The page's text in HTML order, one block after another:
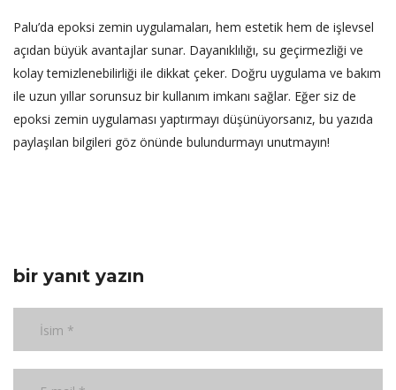
Palu’da epoksi zemin uygulamaları, hem estetik hem de işlevsel
açıdan büyük avantajlar sunar. Dayanıklılığı, su geçirmezliği ve
kolay temizlenebilirliği ile dikkat çeker. Doğru uygulama ve bakım
ile uzun yıllar sorunsuz bir kullanım imkanı sağlar. Eğer siz de
epoksi zemin uygulaması yaptırmayı düşünüyorsanız, bu yazıda
paylaşılan bilgileri göz önünde bulundurmayı unutmayın!
bir yanıt yazın